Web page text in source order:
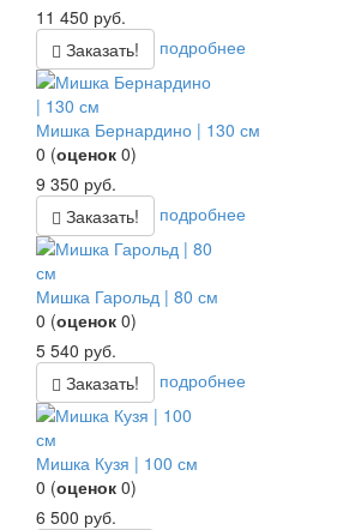
11 450 руб.
Заказать!
подробнее
Мишка Бернардино | 130 см
0 (оценок 0)
9 350 руб.
Заказать!
подробнее
Мишка Гарольд | 80 см
0 (оценок 0)
5 540 руб.
Заказать!
подробнее
Мишка Кузя | 100 см
0 (оценок 0)
6 500 руб.